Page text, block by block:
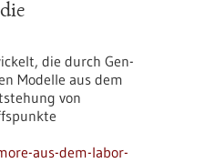
die durch Gen-
Modelle aus dem
von
aus-dem-labor-